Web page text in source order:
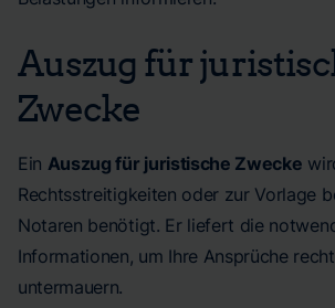
Auszug für
Zwecke
Ein Auszug für juristische Zwecke
Rechtsstreitigkeiten oder zur Vorlage
Notaren benötigt. Er liefert die
Informationen, um Ihre Ansprüche
untermauern.